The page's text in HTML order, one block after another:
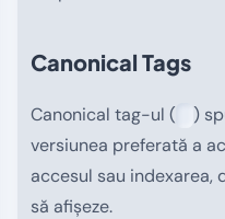
Canonical Tags
Canonical tag-ul (
)
versiunea preferată a
accesul sau indexarea,
să afișeze.